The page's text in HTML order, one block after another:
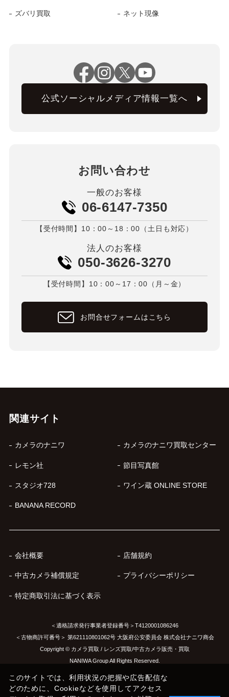
ズバリ買取 ネット現像
公式ソーシャルメディア情報一覧へ
お問い合わせ
一般のお客様
06-6147-7350
【受付時間】10：00～18：00（土日も対応）
法人のお客様
050-3626-3270
【受付時間】10：00～17：00（月～金）
お問合せフォームはこちら
関連サイト
カメラのナニワ カメラのナニワ買取センター
レモン社 節目写真館
スタジオ728 ワイン蔵 ONLINE STORE
BANANA RECORD
会社概要 店舗規約
中古カメラ補償規定 プライバシーポリシー
特定商取引法に基づく表示
＜適格請求発行事業者登録番号＞T4120001086246
＜古物商許可番号＞ 第621110801062号 大阪府公安委員会 株式会社ナニワ商会
Copyright © カメラ買取 / レンズ買取/中古カメラ販売・買取
NANIWA Group All Rights Reserved.
このサイトでは、利用状況の把握や広告配信な
どのために、Cookieなどを使用してアクセス